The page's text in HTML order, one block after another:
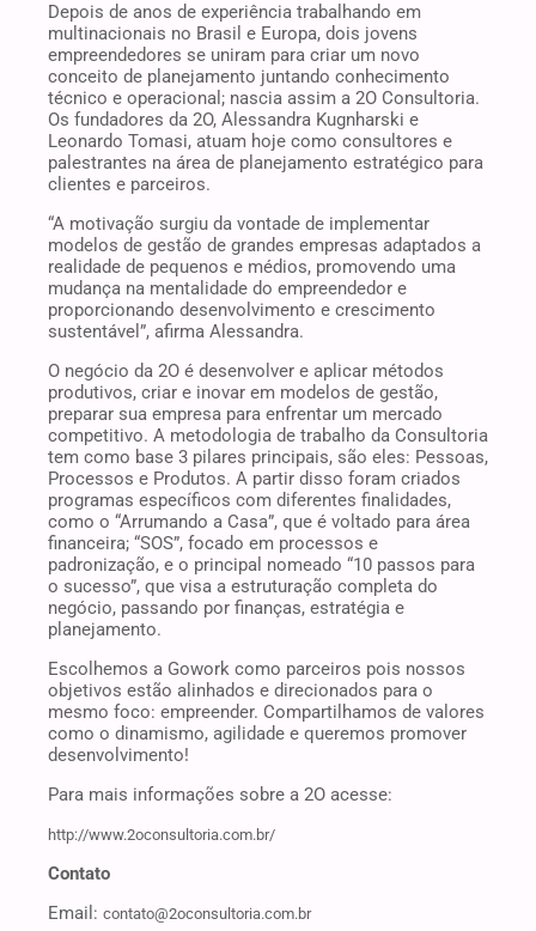
Depois de anos de experiência trabalhando em
multinacionais no Brasil e Europa, dois jovens
empreendedores se uniram para criar um novo
conceito de planejamento juntando conhecimento
técnico e operacional; nascia assim a 2O Consultoria.
Os fundadores da 2O, Alessandra Kugnharski e
Leonardo Tomasi, atuam hoje como consultores e
palestrantes na área de planejamento estratégico para
clientes e parceiros.
“A motivação surgiu da vontade de implementar
modelos de gestão de grandes empresas adaptados a
realidade de pequenos e médios, promovendo uma
mudança na mentalidade do empreendedor e
proporcionando desenvolvimento e crescimento
sustentável”, afirma Alessandra.
O negócio da 2O é desenvolver e aplicar métodos
produtivos, criar e inovar em modelos de gestão,
preparar sua empresa para enfrentar um mercado
competitivo. A metodologia de trabalho da Consultoria
tem como base 3 pilares principais, são eles: Pessoas,
Processos e Produtos. A partir disso foram criados
programas específicos com diferentes finalidades,
como o “Arrumando a Casa”, que é voltado para área
financeira; “SOS”, focado em processos e
padronização, e o principal nomeado “10 passos para
o sucesso”, que visa a estruturação completa do
negócio, passando por finanças, estratégia e
planejamento.
Escolhemos a Gowork como parceiros pois nossos
objetivos estão alinhados e direcionados para o
mesmo foco: empreender. Compartilhamos de valores
como o dinamismo, agilidade e queremos promover
desenvolvimento!
Para mais informações sobre a 2O acesse:
http://www.2oconsultoria.com.br/
Contato
Email: contato@2oconsultoria.com.br